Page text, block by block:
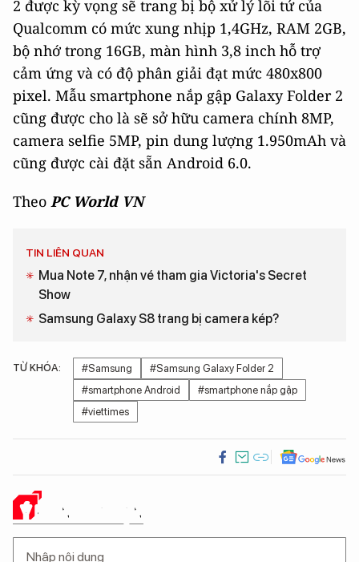
2 được kỳ vọng sẽ trang bị bộ xử lý lõi tứ của
Qualcomm có mức xung nhịp 1,4GHz, RAM 2GB,
bộ nhớ trong 16GB, màn hình 3,8 inch hỗ trợ
cảm ứng và có độ phân giải đạt mức 480x800
pixel. Mẫu smartphone nắp gập Galaxy Folder 2
cũng được cho là sẽ sở hữu camera chính 8MP,
camera selfie 5MP, pin dung lượng 1.950mAh và
cũng được cài đặt sẵn Android 6.0.
Theo PC World VN
TIN LIÊN QUAN
Mua Note 7, nhận vé tham gia Victoria's Secret
Show
Samsung Galaxy S8 trang bị camera kép?
TỪ KHÓA: #Samsung
#Samsung Galaxy Folder 2
#smartphone Android
#smartphone nắp gập
#viettimes
Ý KIẾN CỦA BẠN